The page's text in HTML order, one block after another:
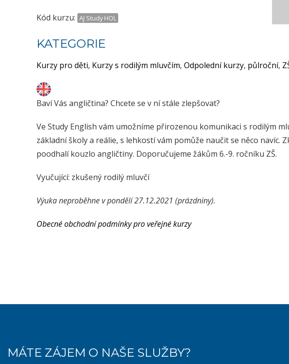
Kód kurzu: AJ Study HOL
KATEGORIE
Kurzy pro děti, Kurzy s rodilým mluvčím, Odpolední kurzy, půlroční,
Baví Vás angličtina? Chcete se v ní stále zlepšovat?
Ve Study English vám umožníme přirozenou komunikaci s rodilým
základní školy a reálie, s lehkostí vám pomůže naučit se něco navíc.
poodhalí kouzlo angličtiny. Doporučujeme žákům 6.-9. ročníku ZŠ.
Vyučující: zkušený rodilý mluvčí
Výuka neproběhne v pondělí 27.12.2021 (prázdniny).
Obecné obchodní podmínky pro veřejné kurzy
MÁTE ZÁJEM O NAŠE SLUŽBY?